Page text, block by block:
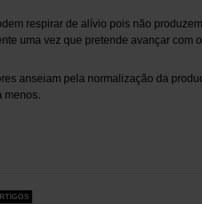
respirar de alívio pois não
uma vez que pretende avançar com
anseiam pela normalização da
menos.